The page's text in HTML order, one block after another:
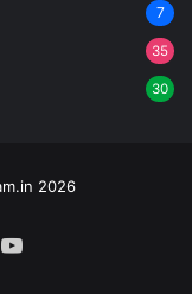
7
35
30
2026